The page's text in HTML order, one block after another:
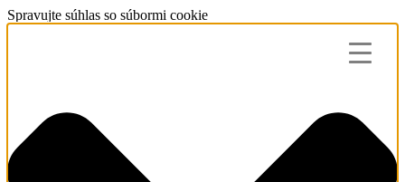
Spravujte súhlas so súbormi cookie